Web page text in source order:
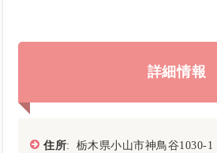
詳細情報
住所: 栃木県小山市神鳥谷1030-